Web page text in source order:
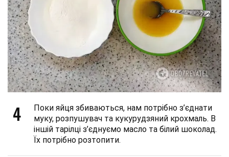
4
Поки яйця збиваються, нам потрібно з’єднати
муку, розпушувач та кукурудзяний крохмаль. В
іншій тарілці з’єднуємо масло та білий шоколад.
Їх потрібно розтопити.